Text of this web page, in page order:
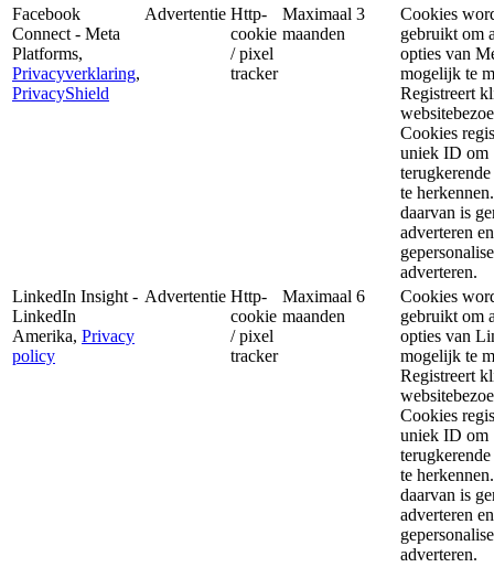
Facebook
Connect - Meta
Platforms,
Privacyverklaring,
PrivacyShield
Advertentie Http-
cookie
/ pixel
tracker
Maximaal 3
maanden
Cookies
gebruikt om
opties van
mogelijk te
Registreert
Cookies
uniek ID om
te
daarvan is
adverteren en
adverteren.
LinkedIn Insight -
LinkedIn
Amerika, Privacy
policy
Advertentie Http-
cookie
/ pixel
tracker
Maximaal 6
maanden
Cookies
gebruikt om
opties van
mogelijk te
Registreert
Cookies
uniek ID om
te
daarvan is
adverteren en
adverteren.